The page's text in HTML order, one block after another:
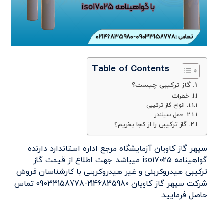
Table of Contents
گاز ترکیبی چیست؟
خطرات
انواع گاز ترکیبی
حمل سیلندر
گاز ترکیبی را از کجا بخریم؟
سپهر گاز کاویان آزمایشگاه مرجع اداره استاندارد دارنده
گواهینامه ‏iso17025‎‏ میباشد. جهت اطلاع از قیمت گاز
ترکیبی هیدروکربنی و غیر هیدروکربنی با کارشناسان فروش
شرکت سپهر گاز کاویان 2146835980-‏‏09033158778 تماس
حاصل فرمایید.‏